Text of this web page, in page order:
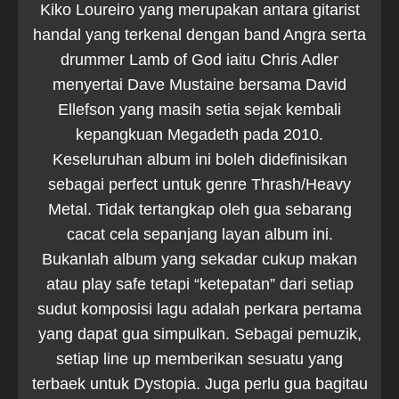
Kiko Loureiro yang merupakan antara gitarist
handal yang terkenal dengan band Angra serta
drummer Lamb of God iaitu Chris Adler
menyertai Dave Mustaine bersama David
Ellefson yang masih setia sejak kembali
kepangkuan Megadeth pada 2010.
Keseluruhan album ini boleh didefinisikan
sebagai perfect untuk genre Thrash/Heavy
Metal. Tidak tertangkap oleh gua sebarang
cacat cela sepanjang layan album ini.
Bukanlah album yang sekadar cukup makan
atau play safe tetapi “ketepatan” dari setiap
sudut komposisi lagu adalah perkara pertama
yang dapat gua simpulkan. Sebagai pemuzik,
setiap line up memberikan sesuatu yang
terbaek untuk Dystopia. Juga perlu gua bagitau